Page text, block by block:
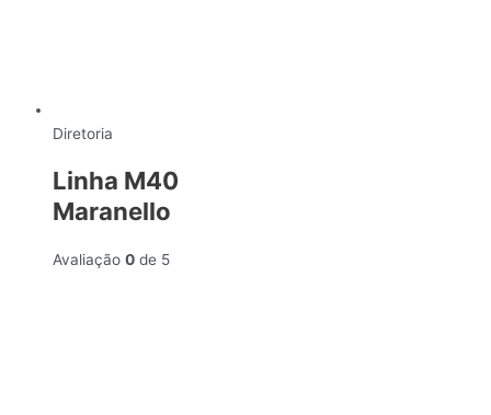
Diretoria
Linha M40
Maranello
Avaliação 0 de 5